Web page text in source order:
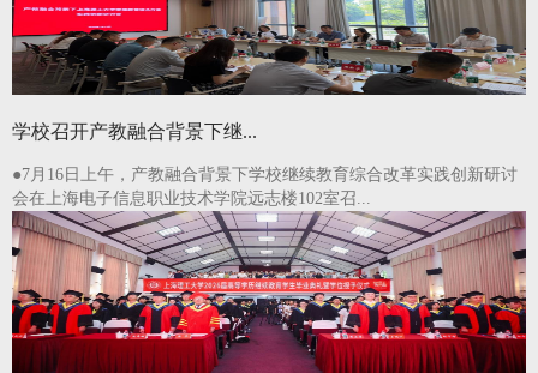
学校召开产教融合背景下继...
●7月16日上午，产教融合背景下学校继续教育综合改革实践创新研讨
会在上海电子信息职业技术学院远志楼102室召...